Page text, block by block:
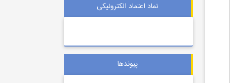
نماد اعتماد الکترونیکی
پیوندها